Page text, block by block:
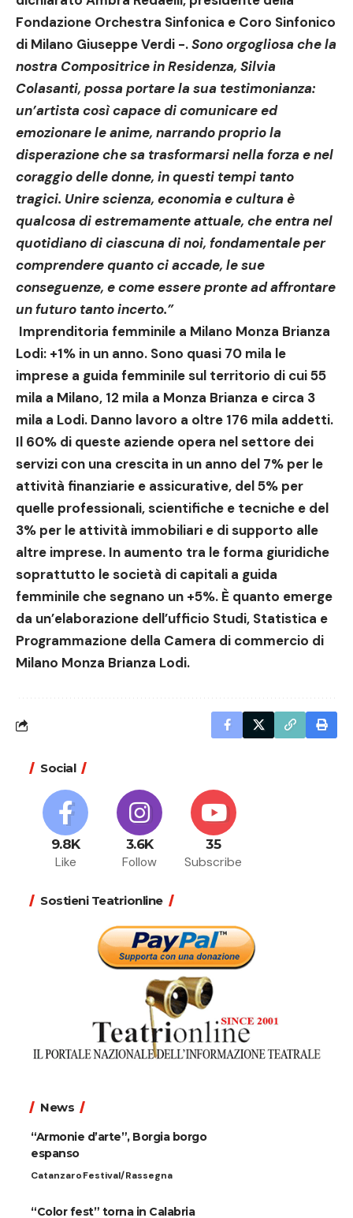
Fondazione Orchestra Sinfonica e Coro Sinfonico
di Milano Giuseppe Verdi -.Sono orgogliosa che la
nostra Compositrice in Residenza, Silvia
Colasanti, possa portare la sua testimonianza:
un’artista così capace di comunicare ed
emozionare le anime, narrando proprio la
disperazione che sa trasformarsi nella forza e nel
coraggio delle donne, in questi tempi tanto
tragici. Unire scienza, economia e cultura è
qualcosa di estremamente attuale, che entra nel
quotidiano di ciascuna di noi, fondamentale per
comprendere quanto ci accade, le sue
conseguenze, e come essere pronte ad affrontare
un futuro tanto incerto.”
Imprenditoria femminile a Milano Monza Brianza
Lodi: +1% in un anno. Sono quasi 70 mila le
imprese a guida femminile sul territorio di cui 55
mila a Milano, 12 mila a Monza Brianza e circa 3
mila a Lodi. Danno lavoro a oltre 176 mila addetti.
Il 60% di queste aziende opera nel settore dei
servizi con una crescita in un anno del 7% per le
attività finanziarie e assicurative, del 5% per
quelle professionali, scientifiche e tecniche e del
3% per le attività immobiliari e di supporto alle
altre imprese. In aumento tra le forma giuridiche
soprattutto le società di capitali a guida
femminile che segnano un +5%. È quanto emerge
da un’elaborazione dell’ufficio Studi, Statistica e
Programmazione della Camera di commercio di
Milano Monza Brianza Lodi.
Social
9.8K
Like
3.6K
Follow
35
Subscribe
Sostieni Teatrionline
News
“Armonie d’arte”, Borgia borgo
espanso
CatanzaroFestival/Rassegna
“Color fest” torna in Calabria